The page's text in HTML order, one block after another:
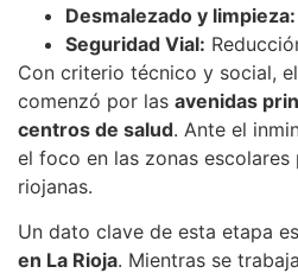
Desmalezado y limpieza:
Seguridad Vial:
Con criterio técnico y social,
comenzó por las avenidas
centros de salud. Ante el
el foco en las zonas
riojanas.
Un dato clave de esta etapa
en La Rioja. Mientras se